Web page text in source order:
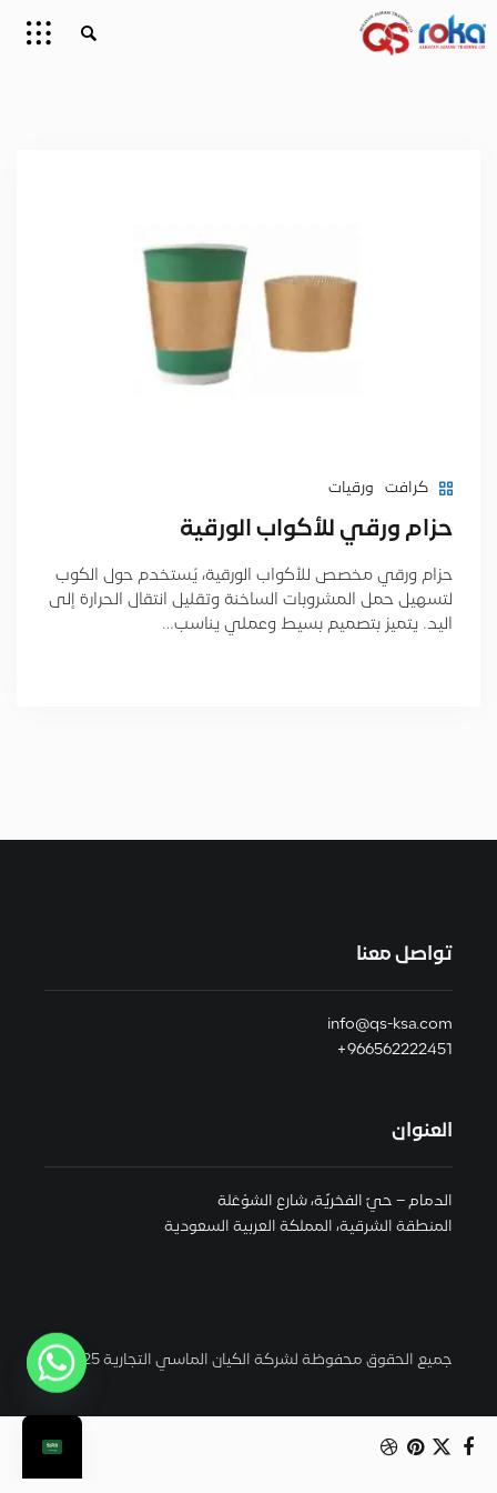
كرافت ورقيات
حزام ورقي للأكواب الورقية
حزام ورقي مخصص للأكواب الورقية، يُستخدم حول الكوب
لتسهيل حمل المشروبات الساخنة وتقليل انتقال الحرارة إلى
اليد. يتميز بتصميم بسيط وعملي يناسب…
تواصل معنا
info@qs-ksa.com
966562222451+
العنوان
الدمام – حيّ الفخريّة، شارع الشوْعَلة
المنطقة الشرقية، المملكة العربية السعودية
جميع الحقوق محفوظة لشركة الكيان الماسي التجارية 2025 ©